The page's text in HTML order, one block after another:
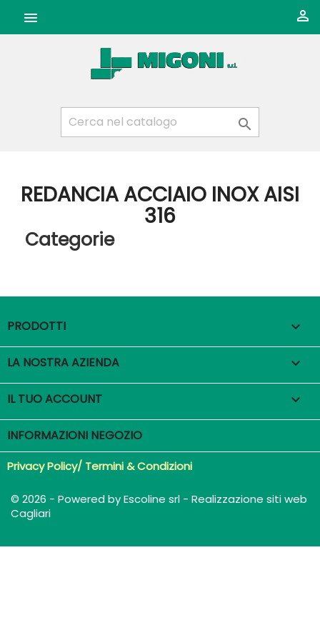
 

REDANCIA ACCIAIO INOX AISI
316
Categorie
PRODOTTI 
LA NOSTRA AZIENDA 
IL TUO ACCOUNT 
INFORMAZIONI NEGOZIO
Privacy Policy/ Termini & Condizioni
© 2026 - Powered by Escoline srl - Realizzazione siti web
Cagliari